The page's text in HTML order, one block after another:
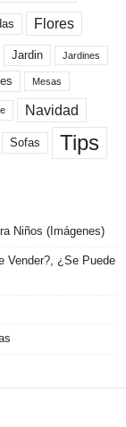
Flores
Jardin Jardines
Mesas
Navidad
Sofas Tips
Niños (Imágenes)
Vender?, ¿Se Puede